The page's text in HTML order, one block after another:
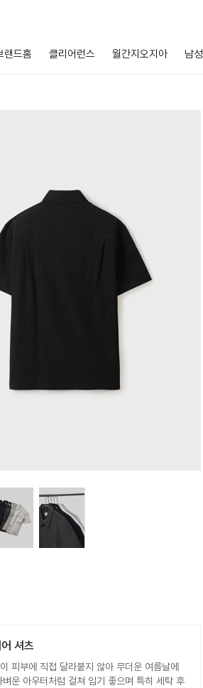
랜드홈 클리어런스 월간지오지아 남성
셔츠
피부에 직접 달라붙지 않아 무더운 여름날에
운 아우터처럼 걸쳐 입기 좋으며 특히 세탁 후